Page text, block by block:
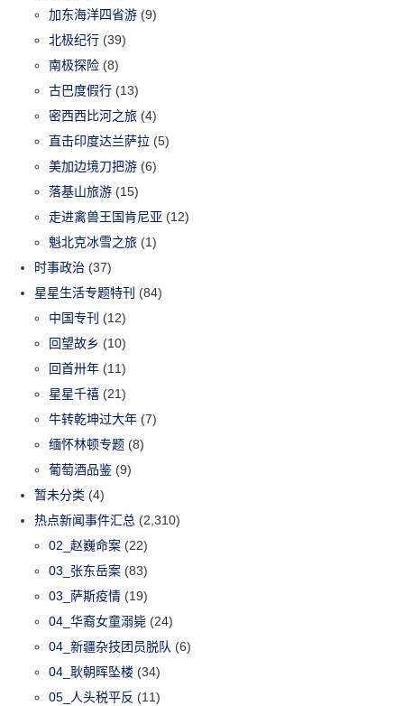
加东海洋四省游 (9)
北极纪行 (39)
南极探险 (8)
古巴度假行 (13)
密西西比河之旅 (4)
直击印度达兰萨拉 (5)
美加边境刀把游 (6)
落基山旅游 (15)
走进禽兽王国肯尼亚 (12)
魁北克冰雪之旅 (1)
时事政治 (37)
星星生活专题特刊 (84)
中国专刊 (12)
回望故乡 (10)
回首卅年 (11)
星星千禧 (21)
牛转乾坤过大年 (7)
缅怀林顿专题 (8)
葡萄酒品鉴 (9)
暂未分类 (4)
热点新闻事件汇总 (2,310)
02_赵巍命案 (22)
03_张东岳案 (83)
03_萨斯疫情 (19)
04_华裔女童溺毙 (24)
04_新疆杂技团员脱队 (6)
04_耿朝晖坠楼 (34)
05_人头税平反 (11)